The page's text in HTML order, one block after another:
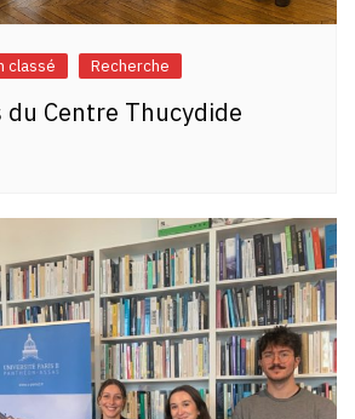
classé Recherche
du Centre Thucydide